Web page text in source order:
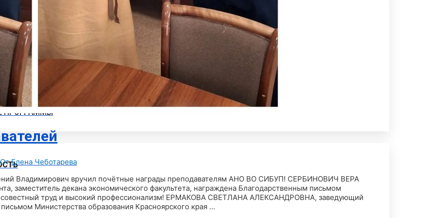
ОБРАЗОВАНИЯ
ПРОГРАММЫ
Елена Чеботарева
Владимирович вручил почётные награды преподавателям АНО ВО СИБУП! СЕРБИНОВИЧ ВЕРА
декана экономического факультета, награждена Благодарственным письмом
труд и высокий профессионализм! ЕРМАКОВА СВЕТЛАНА АЛЕКСАНДРОВНА, заведующий
Министерства образования Красноярского края …